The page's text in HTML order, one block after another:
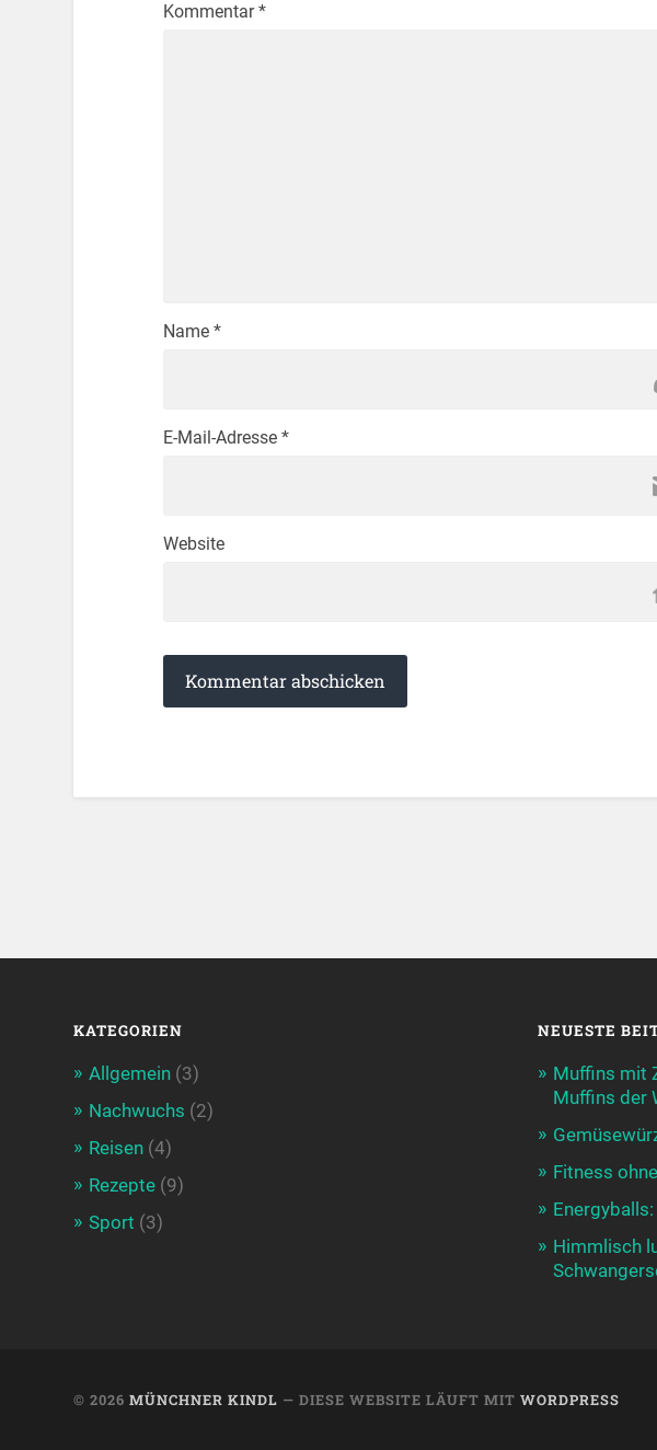
Kommentar*
Name *
E-Mail-Adresse *
Website
KATEGORIEN
Allgemein (3)
Nachwuchs (2)
Reisen (4)
Rezepte (9)
Sport (3)
NEUESTE
Muffins mit
Muffins der
Fitness
Himmlisch
© 2026MÜNCHNER KINDL — DIESE WEBSITE LÄUFT MITWORDPRESS